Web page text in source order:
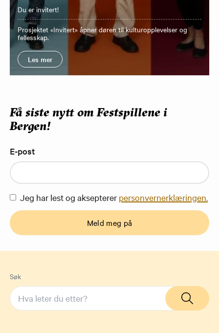
Du er invitert!
Prosjektet «Invitert» åpner døren til kulturopplevelser og
fellesskap.
Les mer
Få siste nytt om Festspillene i
Bergen!
E-post
Jeg har lest og aksepterer personvernerklæringen.
Meld meg på
Søk